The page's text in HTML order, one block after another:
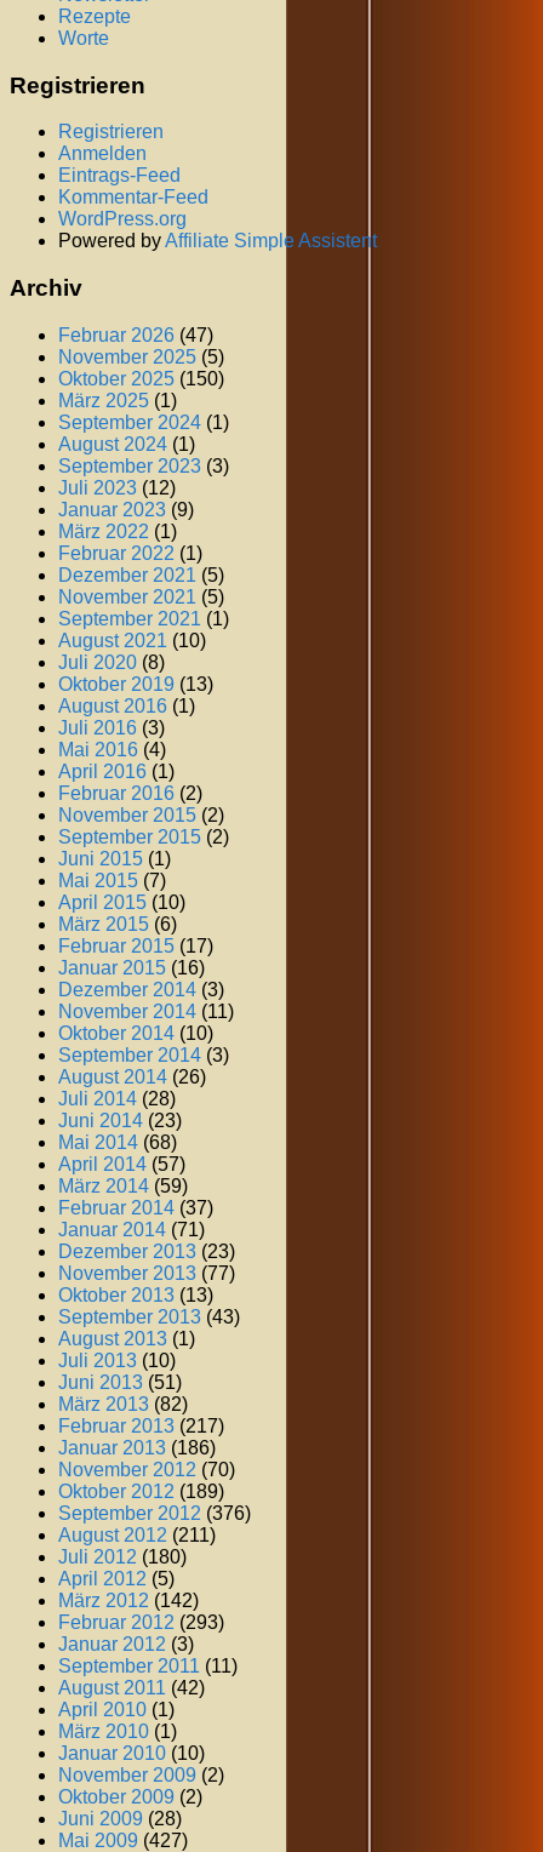
Rezepte
Worte
Registrieren
Registrieren
Anmelden
Eintrags-Feed
Kommentar-Feed
WordPress.org
Powered byAffiliate Simple Assistent
Archiv
Februar 2026 (47)
November 2025 (5)
Oktober 2025 (150)
März 2025 (1)
September 2024 (1)
August 2024 (1)
September 2023 (3)
Juli 2023 (12)
Januar 2023 (9)
März 2022 (1)
Februar 2022 (1)
Dezember 2021 (5)
November 2021 (5)
September 2021 (1)
August 2021 (10)
Juli 2020 (8)
Oktober 2019 (13)
August 2016 (1)
Juli 2016 (3)
Mai 2016 (4)
April 2016 (1)
Februar 2016 (2)
November 2015 (2)
September 2015 (2)
Juni 2015 (1)
Mai 2015 (7)
April 2015 (10)
März 2015 (6)
Februar 2015 (17)
Januar 2015 (16)
Dezember 2014 (3)
November 2014 (11)
Oktober 2014 (10)
September 2014 (3)
August 2014 (26)
Juli 2014 (28)
Juni 2014 (23)
Mai 2014 (68)
April 2014 (57)
März 2014 (59)
Februar 2014 (37)
Januar 2014 (71)
Dezember 2013 (23)
November 2013 (77)
Oktober 2013 (13)
September 2013 (43)
August 2013 (1)
Juli 2013 (10)
Juni 2013 (51)
März 2013 (82)
Februar 2013 (217)
Januar 2013 (186)
November 2012 (70)
Oktober 2012 (189)
September 2012 (376)
August 2012 (211)
Juli 2012 (180)
April 2012 (5)
März 2012 (142)
Februar 2012 (293)
Januar 2012 (3)
September 2011 (11)
August 2011 (42)
April 2010 (1)
März 2010 (1)
Januar 2010 (10)
November 2009 (2)
Oktober 2009 (2)
Juni 2009 (28)
Mai 2009 (427)